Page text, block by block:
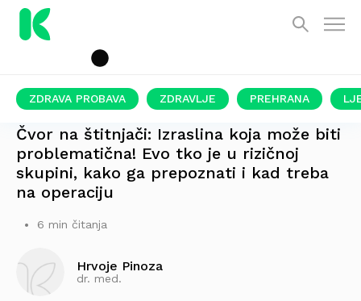
ZDRAVA PROBAVA ZDRAVLJE PREHRANA
Čvor na štitnjači: Izraslina koja može biti
problematična! Evo tko je u rizičnoj
skupini, kako ga prepoznati i kad treba
na operaciju
6 min čitanja
Hrvoje Pinoza
dr. med.